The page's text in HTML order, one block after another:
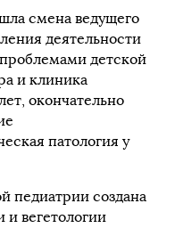
смена ведущего
деятельности
детской
и клиника
окончательно
патология у
педиатрии создана
и вегетологии